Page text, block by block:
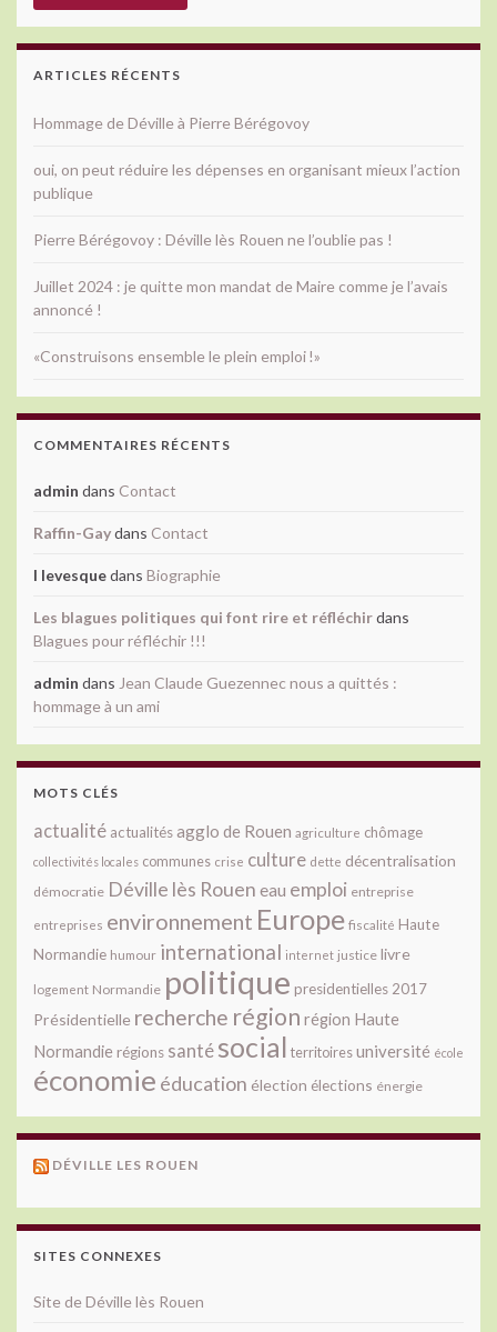
ARTICLES RÉCENTS
Hommage de Déville à Pierre Bérégovoy
oui, on peut réduire les dépenses en organisant mieux l’action
publique
Pierre Bérégovoy : Déville lès Rouen ne l’oublie pas !
Juillet 2024 : je quitte mon mandat de Maire comme je l’avais
annoncé !
«Construisons ensemble le plein emploi !»
COMMENTAIRES RÉCENTS
admin dans Contact
Raffin-Gaydans Contact
l levesquedans Biographie
Les blagues politiques qui font rire et réfléchirdans
Blagues pour réfléchir !!!
admin dans Jean Claude Guezennec nous a quittés :
hommage à un ami
MOTS CLÉS
actualité actualitésagglo de Rouen agriculture chômage
collectivités locales communes crise culture dette décentralisation
démocratie Déville lès Rouen eau emploi entreprise
entreprises environnement Europe fiscalité Haute
Normandie humour international internet justice livre
logement Normandie politique presidentielles 2017
Présidentielle recherche région région Haute
Normandie régions santésocial territoiresuniversité école
économie éducation élection élections énergie
DÉVILLE LES ROUEN
SITES CONNEXES
Site de Déville lès Rouen